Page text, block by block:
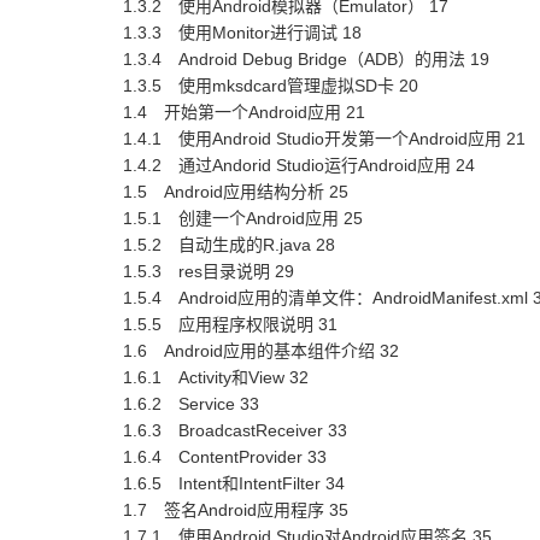
1.3.2 使用Android模拟器（Emulator） 17
1.3.3 使用Monitor进行调试 18
1.3.4 Android Debug Bridge（ADB）的用法 19
1.3.5 使用mksdcard管理虚拟SD卡 20
1.4 开始第一个Android应用 21
1.4.1 使用Android Studio开发第一个Android应用 21
1.4.2 通过Andorid Studio运行Android应用 24
1.5 Android应用结构分析 25
1.5.1 创建一个Android应用 25
1.5.2 自动生成的R.java 28
1.5.3 res目录说明 29
1.5.4 Android应用的清单文件：AndroidManifest.xml
1.5.5 应用程序权限说明 31
1.6 Android应用的基本组件介绍 32
1.6.1 Activity和View 32
1.6.2 Service 33
1.6.3 BroadcastReceiver 33
1.6.4 ContentProvider 33
1.6.5 Intent和IntentFilter 34
1.7 签名Android应用程序 35